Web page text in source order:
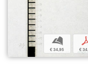
b
€ 34,95 €